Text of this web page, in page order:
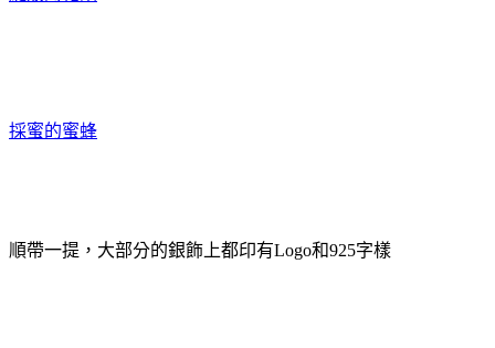
採蜜的蜜蜂
順帶一提，大部分的銀飾上都印有Logo和925字樣